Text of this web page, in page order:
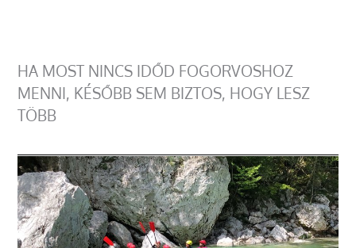
HA MOST NINCS IDŐD FOGORVOSHOZ
MENNI, KÉSŐBB SEM BIZTOS, HOGY LESZ
TÖBB